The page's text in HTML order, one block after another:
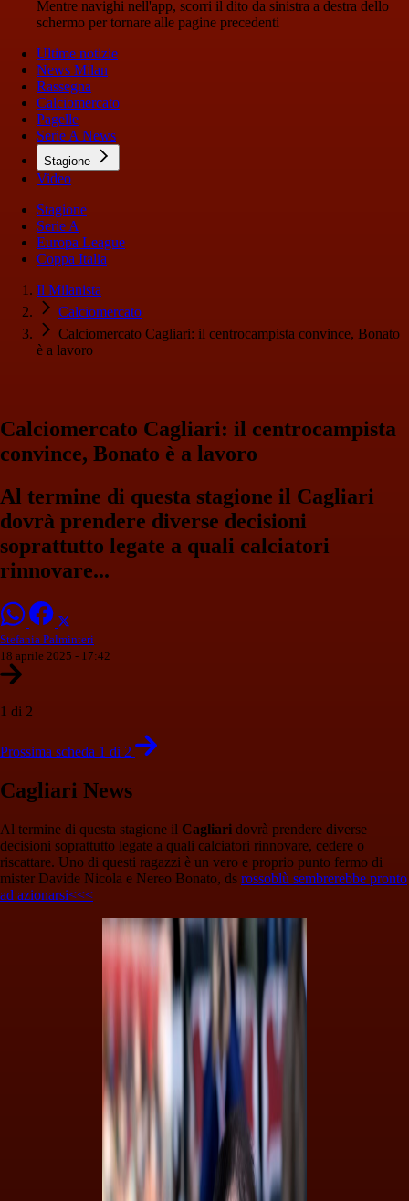
Mentre navighi nell'app, scorri il dito da sinistra a destra dello
schermo per tornare alle pagine precedenti
Ultime notizie
News Milan
Rassegna
Calciomercato
Pagelle
Serie A News
Stagione
Video
Stagione
Serie A
Europa League
Coppa Italia
Il Milanista
Calciomercato
Calciomercato Cagliari: il centrocampista convince, Bonato
è a lavoro
Calciomercato Cagliari: il centrocampista
convince, Bonato è a lavoro
Al termine di questa stagione il Cagliari
dovrà prendere diverse decisioni
soprattutto legate a quali calciatori
rinnovare...
Stefania Palminteri
18 aprile 2025 - 17:42
1 di 2
Prossima scheda 1 di 2
Cagliari News
Al termine di questa stagione il Cagliari dovrà prendere diverse
decisioni soprattutto legate a quali calciatori rinnovare, cedere o
riscattare. Uno di questi ragazzi è un vero e proprio punto fermo di
mister Davide Nicola e Nereo Bonato, ds rossoblù sembrerebbe pronto
ad azionarsi<<<